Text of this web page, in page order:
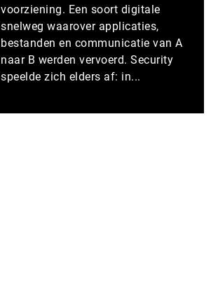
voorziening. Een soort digitale
snelweg waarover applicaties,
bestanden en communicatie van A
naar B werden vervoerd. Security
speelde zich elders af: in...